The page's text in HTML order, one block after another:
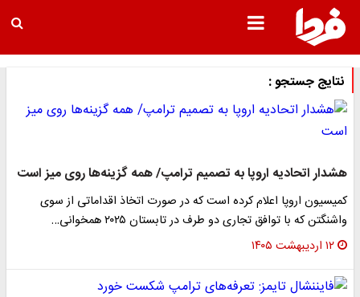
نتایج جستجو :
هشدار اتحادیه اروپا به تصمیم ترامپ/ همه گزینه‌ها روی میز است
کمیسیون اروپا اعلام کرده است که در صورت اتخاذ اقداماتی از سوی
واشنگتن که با توافق تجاری دو طرف در تابستان ۲۰۲۵ همخوانی…
۱۲ اردیبهشت ۱۴۰۵